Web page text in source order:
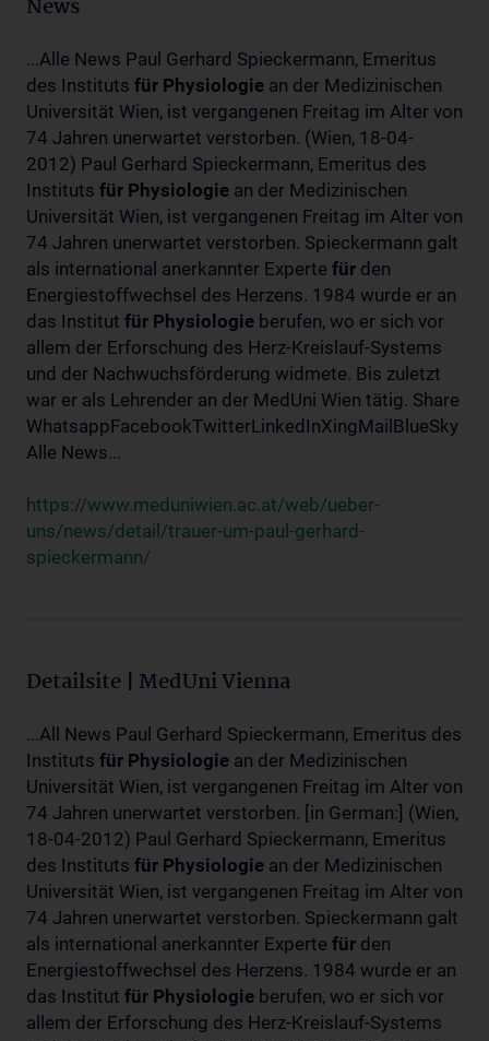
News
...Alle News Paul Gerhard Spieckermann, Emeritus
des Instituts für Physiologie an der Medizinischen
Universität Wien, ist vergangenen Freitag im Alter von
74 Jahren unerwartet verstorben. (Wien, 18-04-
2012) Paul Gerhard Spieckermann, Emeritus des
Instituts für Physiologie an der Medizinischen
Universität Wien, ist vergangenen Freitag im Alter von
74 Jahren unerwartet verstorben. Spieckermann galt
als international anerkannter Experte für den
Energiestoffwechsel des Herzens. 1984 wurde er an
das Institut für Physiologie berufen, wo er sich vor
allem der Erforschung des Herz-Kreislauf-Systems
und der Nachwuchsförderung widmete. Bis zuletzt
war er als Lehrender an der MedUni Wien tätig. Share
WhatsappFacebookTwitterLinkedInXingMailBlueSky
Alle News...
https://www.meduniwien.ac.at/web/ueber-
uns/news/detail/trauer-um-paul-gerhard-
spieckermann/
Detailsite | MedUni Vienna
...All News Paul Gerhard Spieckermann, Emeritus des
Instituts für Physiologie an der Medizinischen
Universität Wien, ist vergangenen Freitag im Alter von
74 Jahren unerwartet verstorben. [in German:] (Wien,
18-04-2012) Paul Gerhard Spieckermann, Emeritus
des Instituts für Physiologie an der Medizinischen
Universität Wien, ist vergangenen Freitag im Alter von
74 Jahren unerwartet verstorben. Spieckermann galt
als international anerkannter Experte für den
Energiestoffwechsel des Herzens. 1984 wurde er an
das Institut für Physiologie berufen, wo er sich vor
allem der Erforschung des Herz-Kreislauf-Systems